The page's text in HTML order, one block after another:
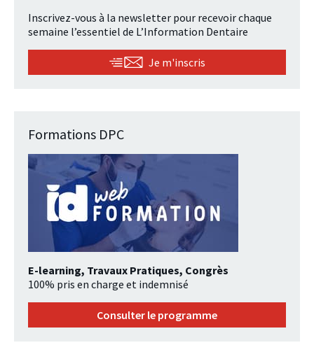
Inscrivez-vous à la newsletter pour recevoir chaque
semaine l’essentiel de L’Information Dentaire
Je m'inscris
Formations DPC
E-learning, Travaux Pratiques, Congrès
100% pris en charge et indemnisé
Consulter le programme